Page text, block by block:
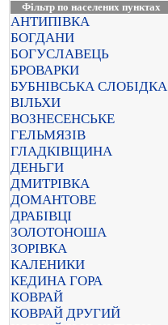
Фільтр по населених пунктах
АНТИПІВКА
БОГДАНИ
БОГУСЛАВЕЦЬ
БРОВАРКИ
БУБНІВСЬКА СЛОБІДКА
ВІЛЬХИ
ВОЗНЕСЕНСЬКЕ
ГЕЛЬМЯЗІВ
ГЛАДКІВЩИНА
ДЕНЬГИ
ДМИТРІВКА
ДОМАНТОВЕ
ДРАБІВЦІ
ЗОЛОТОНОША
ЗОРІВКА
КАЛЕНИКИ
КЕДИНА ГОРА
КОВРАЙ
КОВРАЙ ДРУГИЙ